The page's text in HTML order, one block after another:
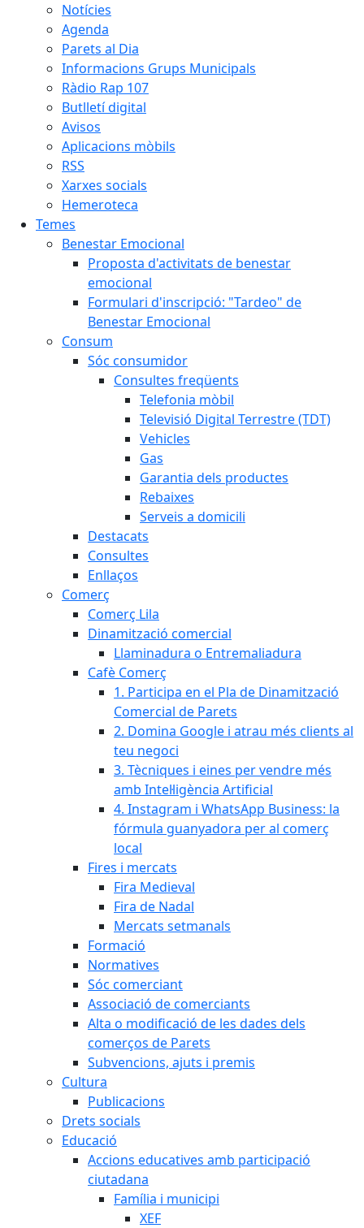
Notícies
Agenda
Parets al Dia
Informacions Grups Municipals
Ràdio Rap 107
Butlletí digital
Avisos
Aplicacions mòbils
RSS
Xarxes socials
Hemeroteca
Temes
Benestar Emocional
Proposta d'activitats de benestar
emocional
Formulari d'inscripció: "Tardeo" de
Benestar Emocional
Consum
Sóc consumidor
Consultes freqüents
Telefonia mòbil
Televisió Digital Terrestre (TDT)
Vehicles
Gas
Garantia dels productes
Rebaixes
Serveis a domicili
Destacats
Consultes
Enllaços
Comerç
Comerç Lila
Dinamització comercial
Llaminadura o Entremaliadura
Cafè Comerç
1. Participa en el Pla de Dinamització
Comercial de Parets
2. Domina Google i atrau més clients al
teu negoci
3. Tècniques i eines per vendre més
amb Intel·ligència Artificial
4. Instagram i WhatsApp Business: la
fórmula guanyadora per al comerç
local
Fires i mercats
Fira Medieval
Fira de Nadal
Mercats setmanals
Formació
Normatives
Sóc comerciant
Associació de comerciants
Alta o modificació de les dades dels
comerços de Parets
Subvencions, ajuts i premis
Cultura
Publicacions
Drets socials
Educació
Accions educatives amb participació
ciutadana
Família i municipi
XEF